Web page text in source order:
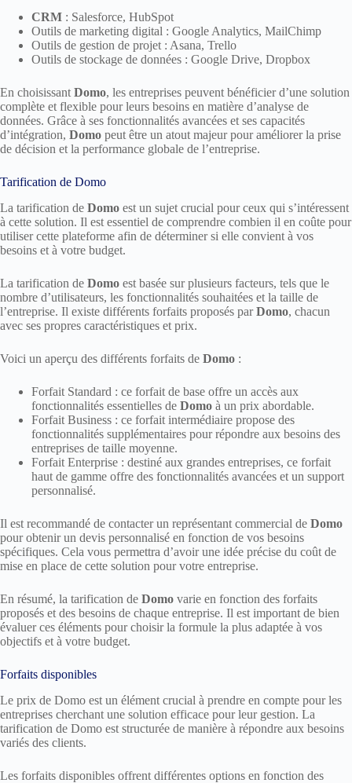
CRM : Salesforce, HubSpot
Outils de marketing digital : Google Analytics, MailChimp
Outils de gestion de projet : Asana, Trello
Outils de stockage de données : Google Drive, Dropbox
En choisissantDomo, les entreprises peuvent bénéficier d’une solution
complète et flexible pour leurs besoins en matière d’analyse de
données. Grâce à ses fonctionnalités avancées et ses capacités
d’intégration, Domo peut être un atout majeur pour améliorer la prise
de décision et la performance globale de l’entreprise.
Tarification de Domo
La tarification de Domo est un sujet crucial pour ceux qui s’intéressent
à cette solution. Il est essentiel de comprendre combien il en coûte pour
utiliser cette plateforme afin de déterminer si elle convient à vos
besoins et à votre budget.
La tarification de Domo est basée sur plusieurs facteurs, tels que le
nombre d’utilisateurs, les fonctionnalités souhaitées et la taille de
l’entreprise. Il existe différents forfaits proposés parDomo, chacun
avec ses propres caractéristiques et prix.
Voici un aperçu des différents forfaits de Domo :
Forfait Standard : ce forfait de base offre un accès aux
fonctionnalités essentielles de Domo à un prix abordable.
Forfait Business : ce forfait intermédiaire propose des
fonctionnalités supplémentaires pour répondre aux besoins des
entreprises de taille moyenne.
Forfait Enterprise : destiné aux grandes entreprises, ce forfait
haut de gamme offre des fonctionnalités avancées et un support
personnalisé.
Il est recommandé de contacter un représentant commercial de Domo
pour obtenir un devis personnalisé en fonction de vos besoins
spécifiques. Cela vous permettra d’avoir une idée précise du coût de
mise en place de cette solution pour votre entreprise.
En résumé, la tarification de Domo varie en fonction des forfaits
proposés et des besoins de chaque entreprise. Il est important de bien
évaluer ces éléments pour choisir la formule la plus adaptée à vos
objectifs et à votre budget.
Forfaits disponibles
Le prix de Domo est un élément crucial à prendre en compte pour les
entreprises cherchant une solution efficace pour leur gestion. La
tarification de Domo est structurée de manière à répondre aux besoins
variés des clients.
Les forfaits disponibles offrent différentes options en fonction des